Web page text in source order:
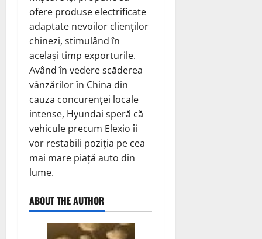
ofere produse electrificate
adaptate nevoilor clienților
chinezi, stimulând în
același timp exporturile.
Având în vedere scăderea
vânzărilor în China din
cauza concurenței locale
intense, Hyundai speră că
vehicule precum Elexio îi
vor restabili poziția pe cea
mai mare piață auto din
lume.
ABOUT THE AUTHOR